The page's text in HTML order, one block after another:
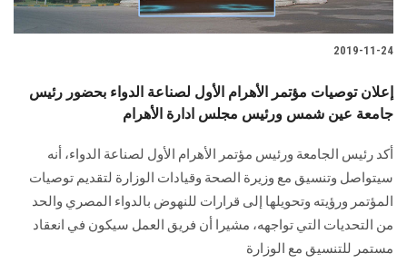
2019-11-24
إعلان توصيات مؤتمر الأهرام الأول لصناعة الدواء بحضور رئيس
جامعة عين شمس ورئيس مجلس ادارة الأهرام
أكد رئيس الجامعة ورئيس مؤتمر الأهرام الأول لصناعة الدواء، أنه
سيتواصل وتنسيق مع وزيرة الصحة وقيادات الوزارة لتقديم توصيات
المؤتمر ورؤيته وتحويلها إلى قرارات للنهوض بالدواء المصري والحد
من التحديات التي تواجهه، مشيرا أن فريق العمل سيكون في انعقاد
مستمر للتنسيق مع الوزارة